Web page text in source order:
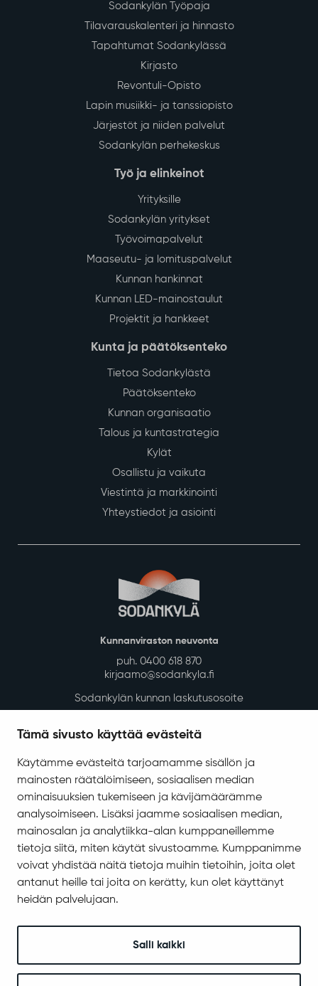
Tämä sivusto käyttää evästeitä
Käytämme evästeitä tarjoamamme sisällön ja
mainosten räätälöimiseen, sosiaalisen median
ominaisuuksien tukemiseen ja kävijämäärämme
analysoimiseen. Lisäksi jaamme sosiaalisen median,
mainosalan ja analytiikka-alan kumppaneillemme
tietoja siitä, miten käytät sivustoamme. Kumppanimme
voivat yhdistää näitä tietoja muihin tietoihin, joita olet
antanut heille tai joita on kerätty, kun olet käyttänyt
heidän palvelujaan.
Salli kaikki
Sodankylän Työpaja
Tilavarauskalenteri ja hinnasto
Tapahtumat Sodankylässä
Kirjasto
Revontuli-Opisto
Lapin musiikki- ja tanssiopisto
Järjestöt ja niiden palvelut
Sodankylän perhekeskus
Työ ja elinkeinot
Yrityksille
Sodankylän yritykset
Työvoimapalvelut
Maaseutu- ja lomituspalvelut
Kunnan hankinnat
Kunnan LED-mainostaulut
Projektit ja hankkeet
Kunta ja päätöksenteko
Tietoa Sodankylästä
Päätöksenteko
Kunnan organisaatio
Talous ja kuntastrategia
Kylät
Osallistu ja vaikuta
Viestintä ja markkinointi
Yhteystiedot ja asiointi
Kunnanviraston neuvonta
puh. 0400 618 870
kirjaamo@sodankyla.fi
Sodankylän kunnan laskutusosoite
Asiakirjajulkisuuskuvaus
Evästeiden hallinta
Yhteystiedot
Jäämerentie 1, 99601 Sodankylä
Kaikki yhteystiedot
Henkilökunnan intranet
Seuraa meitä